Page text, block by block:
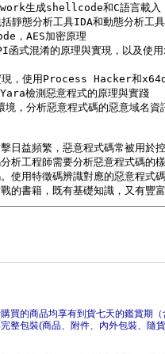
買的商品均享有到貨七天的鑑賞期
整包裝(商品、附件、內外包裝、隨